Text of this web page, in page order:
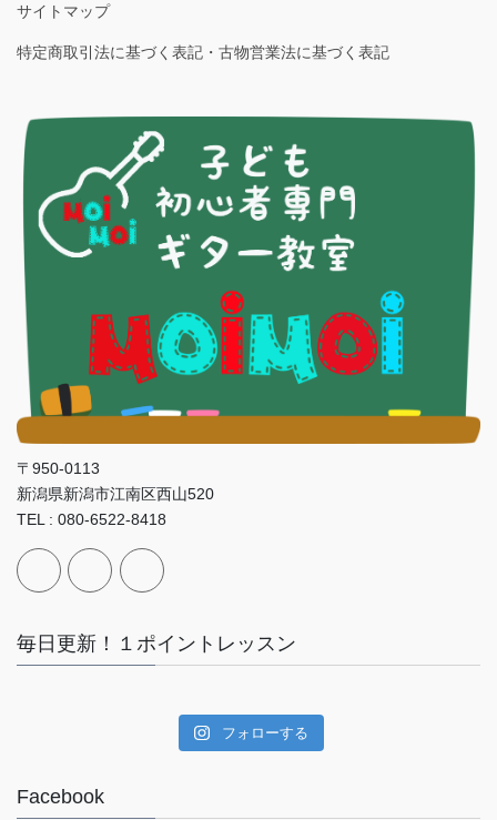
サイトマップ
特定商取引法に基づく表記・古物営業法に基づく表記
〒950-0113
新潟県新潟市江南区西山520
TEL : 080-6522-8418
毎日更新！１ポイントレッスン
フォローする
Facebook